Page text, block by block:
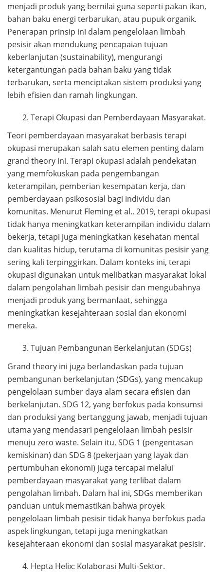
menjadi produk yang bernilai guna seperti pakan ikan,
bahan baku energi terbarukan, atau pupuk organik.
Penerapan prinsip ini dalam pengelolaan limbah
pesisir akan mendukung pencapaian tujuan
keberlanjutan (sustainability), mengurangi
ketergantungan pada bahan baku yang tidak
terbarukan, serta menciptakan sistem produksi yang
lebih efisien dan ramah lingkungan.
Terapi Okupasi dan Pemberdayaan Masyarakat.
Teori pemberdayaan masyarakat berbasis terapi
okupasi merupakan salah satu elemen penting dalam
grand theory ini. Terapi okupasi adalah pendekatan
yang memfokuskan pada pengembangan
keterampilan, pemberian kesempatan kerja, dan
pemberdayaan psikososial bagi individu dan
komunitas. Menurut Fleming et al., 2019, terapi okupasi
tidak hanya meningkatkan keterampilan individu dalam
bekerja, tetapi juga meningkatkan kesehatan mental
dan kualitas hidup, terutama di komunitas pesisir yang
sering kali terpinggirkan. Dalam konteks ini, terapi
okupasi digunakan untuk melibatkan masyarakat lokal
dalam pengolahan limbah pesisir dan mengubahnya
menjadi produk yang bermanfaat, sehingga
meningkatkan kesejahteraan sosial dan ekonomi
mereka.
Tujuan Pembangunan Berkelanjutan (SDGs)
Grand theory ini juga berlandaskan pada tujuan
pembangunan berkelanjutan (SDGs), yang mencakup
pengelolaan sumber daya alam secara efisien dan
berkelanjutan. SDG 12, yang berfokus pada konsumsi
dan produksi yang bertanggung jawab, menjadi tujuan
utama yang mendasari pengelolaan limbah pesisir
menuju zero waste. Selain itu, SDG 1 (pengentasan
kemiskinan) dan SDG 8 (pekerjaan yang layak dan
pertumbuhan ekonomi) juga tercapai melalui
pemberdayaan masyarakat yang terlibat dalam
pengolahan limbah. Dalam hal ini, SDGs memberikan
panduan untuk memastikan bahwa proyek
pengelolaan limbah pesisir tidak hanya berfokus pada
aspek lingkungan, tetapi juga meningkatkan
kesejahteraan ekonomi dan sosial masyarakat pesisir.
Hepta Helix: Kolaborasi Multi-Sektor.